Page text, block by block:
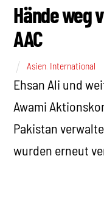
Hände weg
AAC
Asien International
Ehsan Ali und
Awami
Pakistan
wurden erneut